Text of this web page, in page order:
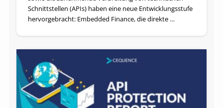
Schnittstellen (APIs) haben eine neue Entwicklungsstufe
hervorgebracht: Embedded Finance, die direkte …